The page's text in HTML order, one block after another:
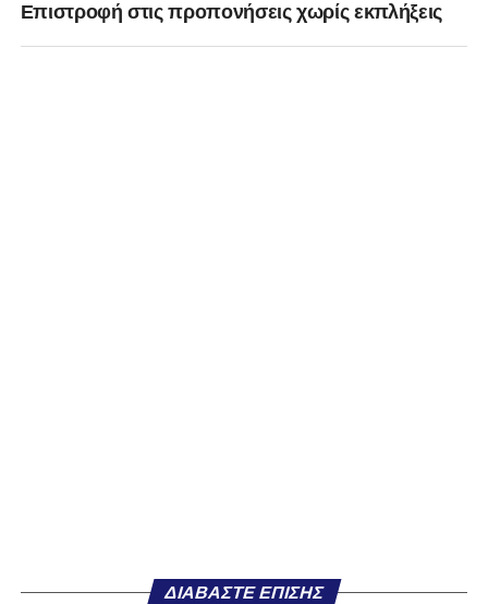
Επιστροφή στις προπονήσεις χωρίς εκπλήξεις
ΔΙΑΒΆΣΤΕ ΕΠΊΣΗΣ